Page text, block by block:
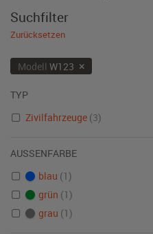
Suchfilter
Zurücksetzen
Modell W123 ×
TYP
Zivilfahrzeuge (3)
AUSSENFARBE
blau (1)
grün (1)
grau (1)